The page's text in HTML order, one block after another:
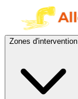
Zones d'intervention